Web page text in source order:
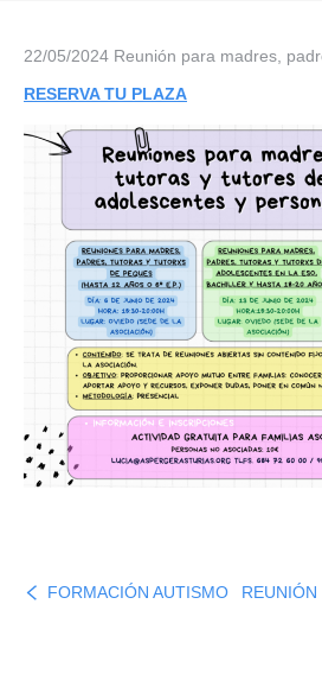
22/05/2024 Reunión para madres,
RESERVA TU PLAZA
FORMACIÓN AUTISMO REUNIÓN